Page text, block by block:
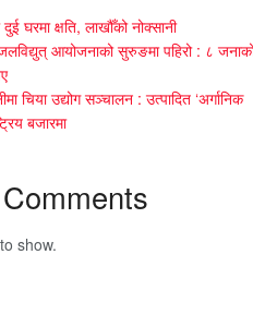
घरमा क्षति, लाखौँको नोक्सानी
आयोजनाको सुरुङमा पहिरो : ८
चिया उद्योग सञ्चालन : उत्पादित ‘अर्गानिक
बजारमा
show.